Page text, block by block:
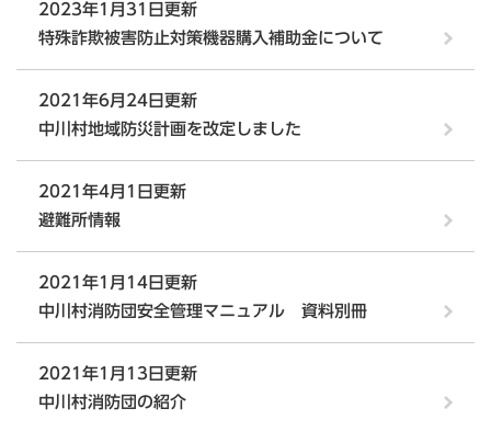
2023年1月31日更新
特殊詐欺被害防止対策機器購入補助金について
2021年6月24日更新
中川村地域防災計画を改定しました
2021年4月1日更新
避難所情報
2021年1月14日更新
中川村消防団安全管理マニュアル 資料別冊
2021年1月13日更新
中川村消防団の紹介